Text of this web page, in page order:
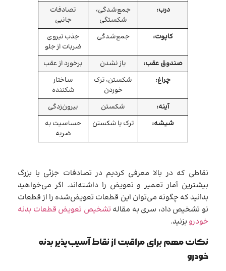
درب:
جمع‌شدگی،
شکستگی
تصادفات
جانبی
کاپوت:
جمع‌شدگی
جذب نیروی
ضربات از جلو
صندوق عقب:
باز نشدن
برخورد از عقب
چراغ:
شکستن، ترک
خوردن
ساختار
شکننده
آینه:
شکستن
بیرون‌زدگی
شیشه:
ترک یا شکستن
حساسیت به
ضربه
نقاطی که در بالا معرفی کردیم در تصادفات جزئی یا بزرگ
بیشترین آمار تعمیر و تعویض را داشته‌اند. اگر می‌خواهید
بدانید که چگونه می‌توان این قطعات تعویض‌شده را از قطعات
نو تشخیص داد، سری به مقاله تشخیص تعویض قطعات بدنه
خودروبزنید.
نکات مهم برای مراقبت از نقاط آسیب‌پذیر بدنه
خودرو